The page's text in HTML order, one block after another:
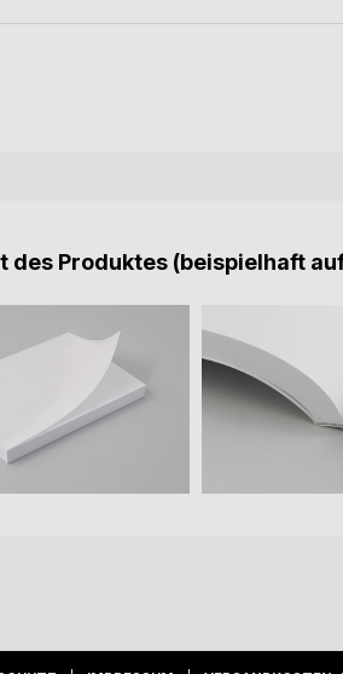
des Produktes (beispielhaft